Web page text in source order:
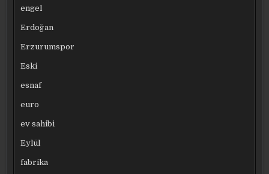
engel
Erdoğan
Erzurumspor
Eski
esnaf
euro
ev sahibi
Eylül
fabrika